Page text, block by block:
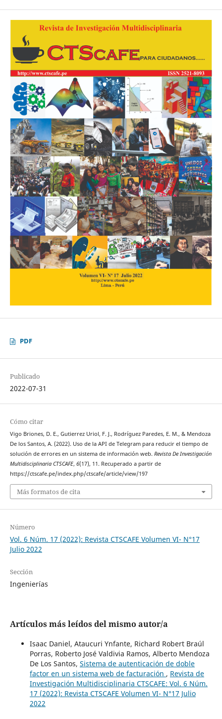
PDF
Publicado
2022-07-31
Cómo citar
Vigo Briones, D. E., Gutierrez Uriol, F. J., Rodríguez Paredes, E. M., & Mendoza
De los Santos, A. (2022). Uso de la API de Telegram para reducir el tiempo de
solución de errores en un sistema de información web. Revista De Investigación
Multidisciplinaria CTSCAFE, 6(17), 11. Recuperado a partir de
https://ctscafe.pe/index.php/ctscafe/article/view/197
Más formatos de cita
Número
Vol. 6 Núm. 17 (2022): Revista CTSCAFE Volumen VI- N°17
Julio 2022
Sección
Ingenierías
Artículos más leídos del mismo autor/a
Isaac Daniel, Ataucuri Ynfante, Richard Robert Braúl
Porras, Roberto José Valdivia Ramos, Alberto Mendoza
De Los Santos, Sistema de autenticación de doble
factor en un sistema web de facturación , Revista de
Investigación Multidisciplinaria CTSCAFE: Vol. 6 Núm.
17 (2022): Revista CTSCAFE Volumen VI- N°17 Julio
2022